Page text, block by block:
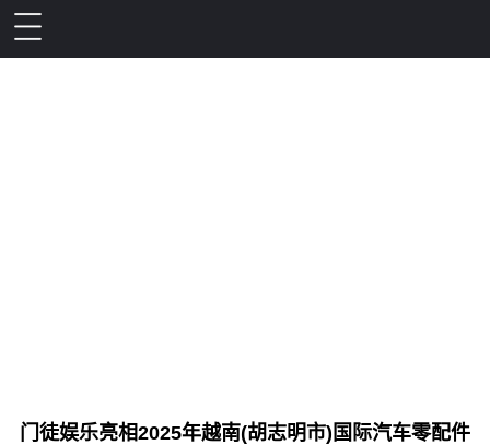
门徒娱乐亮相2025年越南(胡志明市)国际汽车零配件